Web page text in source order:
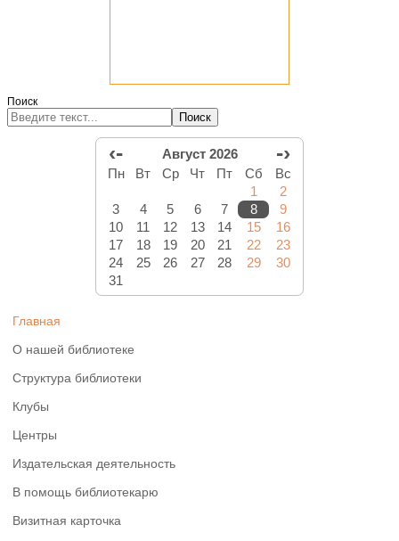
Поиск
Поиск
‹- Август 2026 -›
Пн Вт Ср Чт Пт Сб
Вс
1
2
3
4 5 6 7 8
9
10
11 12 13 14 15
16
17
18 19 20 21 22
23
24
25 26 27 28 29
30
31
Главная
О нашей библиотеке
Структура библиотеки
Клубы
Центры
Издательская деятельность
В помощь библиотекарю
Визитная карточка